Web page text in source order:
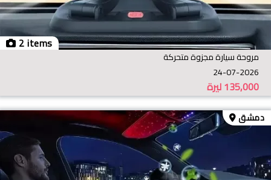
2 items
مروحة سيارة مجزوة متحركة
24-07-2026
ليرة135,000
دمشق